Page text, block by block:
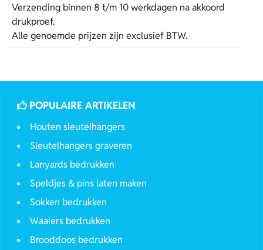
Verzending binnen 8 t/m 10 werkdagen na akkoord
drukproef.
Alle genoemde prijzen zijn exclusief BTW.
POPULAIRE ARTIKELEN
Houten sleutelhangers
Sleutelhangers graveren
Lanyards bedrukken
Speldjes & pins laten maken
Sokken bedrukken
Waaiers bedrukken
Brooddoos bedrukken